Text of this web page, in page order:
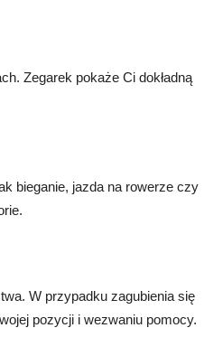
Zegarek pokaże Ci dokładną
bieganie, jazda na rowerze czy
W przypadku zagubienia się
pozycji i wezwaniu pomocy.